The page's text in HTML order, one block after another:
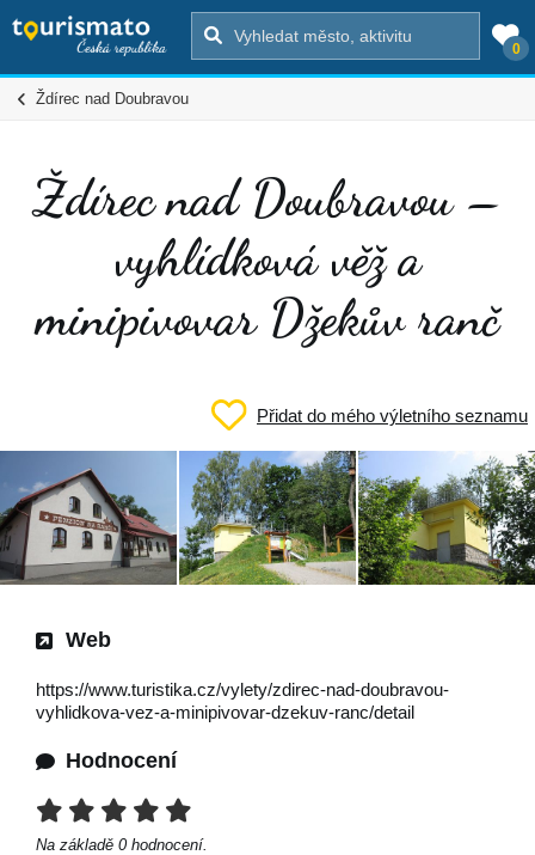
0
Ždírec nad Doubravou
Ždírec nad Doubravou –
vyhlídková věž a
minipivovar Džekův ranč
Přidat do mého výletního seznamu
Web
https://www.turistika.cz/vylety/zdirec-nad-doubravou-
vyhlidkova-vez-a-minipivovar-dzekuv-ranc/detail
Hodnocení
Na základě 0 hodnocení.